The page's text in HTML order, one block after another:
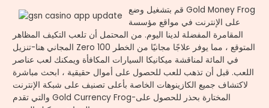
قم بتشغيل وضع Gold Money Frog
على الإنترنت في مواقع مؤسسة
المقامرة المفضلة لدينا اليوم. من المحتمل أن تلعب التكيف المظاهر
المجاني هنا-تنزيل Zero المتوقع ، مما يوفر علاجًا مجانيًا من الخطر 100
في المائة لمناقشة ميكانيكا السيارات المكافأة ويمكنك لعب عناصر
اللعب. قبل أن تذهب للعب للحصول على أموال حقيقية ، ابحث مباشرة
لاكتشاف جميع الكازينوهات الخاصة بأعلى تصنيف على شبكة الإنترنت
والتي تقدم Gold Currency Frog-المختارة بحذر للحصول على